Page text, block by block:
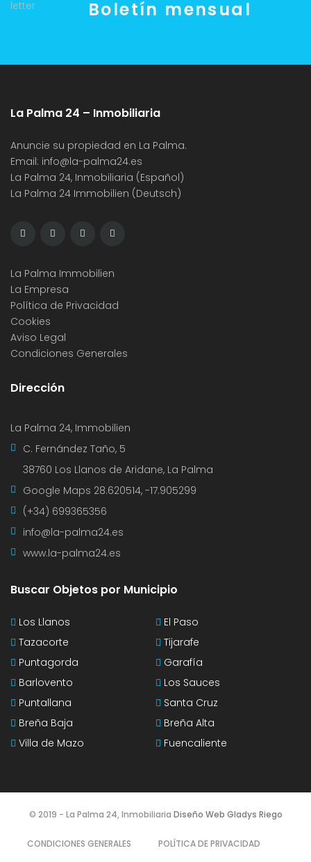
Boletín mensual
La Palma 24 – Inmobiliaria
Anuncie su propiedad en La Palma.
Email: info@la-palma24.es
La Palma 24, Inmobiliaria (Español)
La Palma 24 Immobilien (Deutsch)
La Palma Immobilien
La Empresa
Política de Privacidad
Cookies
Aviso Legal
Condiciones Generales
Dirección
La Palma 24, Immobilien
C. Fernández Taño, 5
38760 Los Llanos de Aridane, La Palma
Google Maps 28.620514, -17.905299
(+34) 699365356
info@la-palma24.es
www.la-palma24.es
Buscar Objetos por Municipio
Los Llanos
El Paso
Tazacorte
Tijarafe
Puntagorda
Garafía
Barlovento
Los Sauces
Puntallana
Santa Cruz
Breña Baja
Breña Alta
Villa de Mazo
Fuencaliente
© 2019 - La Palma 24, Inmobiliaria Diseño Web Gladys Riego
CONDICIONES GENERALES POLÍTICA DE PRIVACIDAD